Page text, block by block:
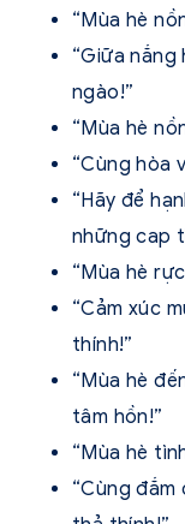
“Mùa hè
“Giữa
ngào!”
“Mùa hè
“Cùng hòa
“Hãy để
những cap
“Mùa hè
“Cảm xúc
thính!”
“Mùa hè
tâm hồn!”
“Mùa hè
“Cùng